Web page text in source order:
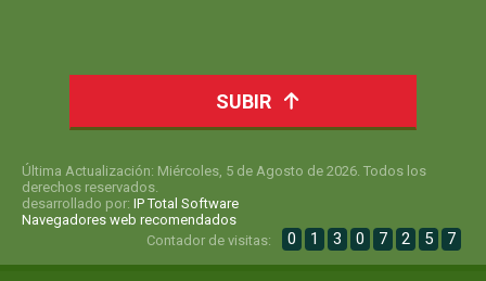
SUBIR
Última Actualización: Miércoles, 5 de Agosto de 2026. Todos los
derechos reservados.
desarrollado por: IP Total Software
Navegadores web recomendados
Contador de visitas:
0 1 3 0 7 2 5 7